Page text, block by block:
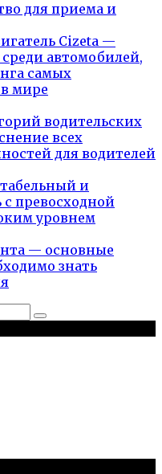
для приема и
Cizeta —
автомобилей,
самых
мире
водительских
всех
для водителей
и
превосходной
уровнем
— основные
знать